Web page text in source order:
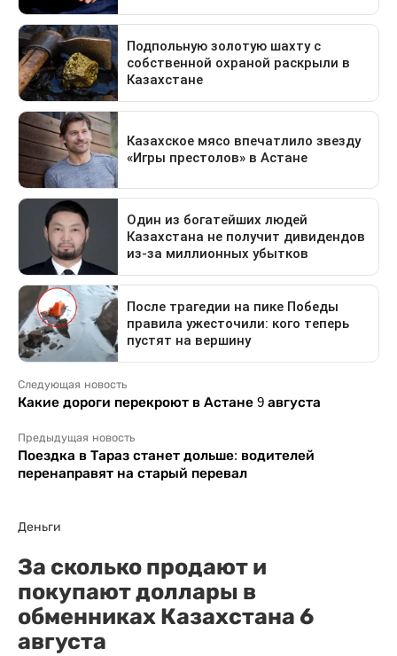
Следующая новость
Какие дороги перекроют в Астане 9 августа
Предыдущая новость
Поездка в Тараз станет дольше: водителей
перенаправят на старый перевал
Деньги
За сколько продают и
покупают доллары в
обменниках Казахстана 6
августа